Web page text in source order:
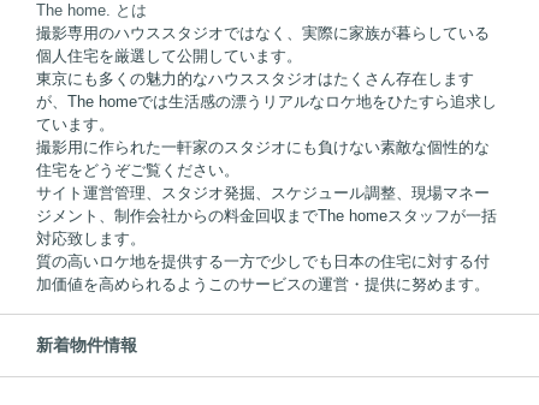
The home. とは
撮影専用のハウススタジオではなく、実際に家族が暮らしている
個人住宅を厳選して公開しています。
東京にも多くの魅力的なハウススタジオはたくさん存在します
が、The homeでは生活感の漂うリアルなロケ地をひたすら追求し
ています。
撮影用に作られた一軒家のスタジオにも負けない素敵な個性的な
住宅をどうぞご覧ください。
サイト運営管理、スタジオ発掘、スケジュール調整、現場マネー
ジメント、制作会社からの料金回収までThe homeスタッフが一括
対応致します。
質の高いロケ地を提供する一方で少しでも日本の住宅に対する付
加価値を高められるようこのサービスの運営・提供に努めます。
新着物件情報